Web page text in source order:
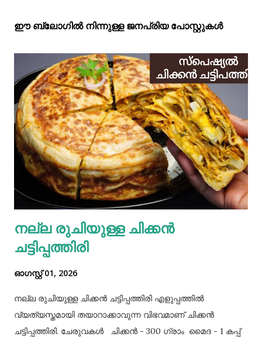
ഈ ബ്ലോഗിൽ നിന്നുള്ള ജനപ്രിയ പോസ്റ്റുകള്‍‌
നല്ല രുചിയുള്ള ചിക്കൻ
ചട്ടിപ്പത്തിരി
ഓഗസ്റ്റ് 01, 2026
നല്ല രുചിയുള്ള ചിക്കൻ ചട്ടിപ്പത്തിരി എളുപ്പത്തിൽ
വ്യത്യസ്തമായി തയാറാക്കാവുന്ന വിഭവമാണ് ചിക്കൻ
ചട്ടിപ്പത്തിരി. ചേരുവകൾ ചിക്കൻ - 300 ഗ്രാം മൈദ - 1 കപ്പ്‌